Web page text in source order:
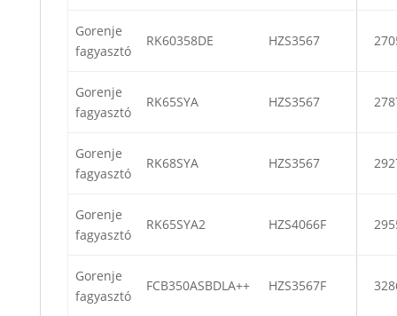
Gorenje
fagyasztó
RK60358DE HZS3567
Gorenje
fagyasztó
RK65SYA HZS3567
Gorenje
fagyasztó
RK68SYA HZS3567
Gorenje
fagyasztó
RK65SYA2 HZS4066F
Gorenje
fagyasztó
FCB350ASBDLA++ HZS3567F